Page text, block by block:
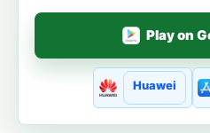
Play on
Huawei